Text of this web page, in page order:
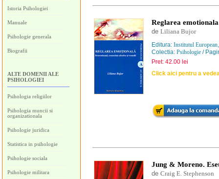
Istoria Psihologiei
Manuale
Psihologie generala
Biografii
ALTE DOMENII ALE
PSIHOLOGIEI
Psihologia religiilor
Psihologia muncii si
organizationala
Psihologie juridica
Statistica in psihologie
Psihologie sociala
Psihologie militara
Reglarea
de Liliana Bujor
Editura: Institutul European
Colectia: Psihologie /
Pret: 42.00 lei
Click aici pentru a
Jung & Moreno.
de Craig E. Stephenson